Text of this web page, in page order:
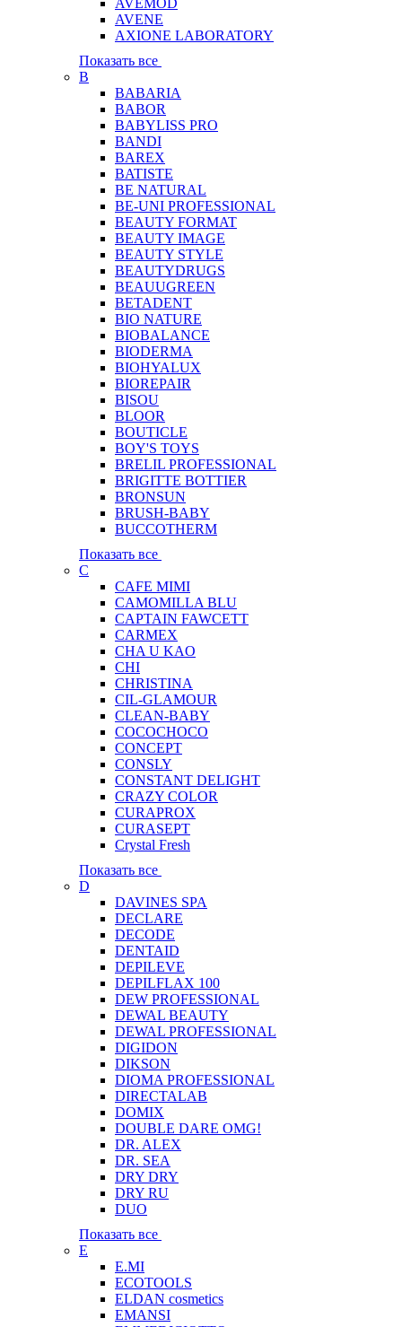
AVEMOD
AVENE
AXIONE LABORATORY
Показать все
B
BABARIA
BABOR
BABYLISS PRO
BANDI
BAREX
BATISTE
BE NATURAL
BE-UNI PROFESSIONAL
BEAUTY FORMAT
BEAUTY IMAGE
BEAUTY STYLE
BEAUTYDRUGS
BEAUUGREEN
BETADENT
BIO NATURE
BIOBALANCE
BIODERMA
BIOHYALUX
BIOREPAIR
BISOU
BLOOR
BOUTICLE
BOY'S TOYS
BRELIL PROFESSIONAL
BRIGITTE BOTTIER
BRONSUN
BRUSH-BABY
BUCCOTHERM
Показать все
C
CAFE MIMI
CAMOMILLA BLU
CAPTAIN FAWCETT
CARMEX
CHA U KAO
CHI
CHRISTINA
CIL-GLAMOUR
CLEAN-BABY
COCOCHOCO
CONCEPT
CONSLY
CONSTANT DELIGHT
CRAZY COLOR
CURAPROX
CURASEPT
Crystal Fresh
Показать все
D
DAVINES SPA
DECLARE
DECODE
DENTAID
DEPILEVE
DEPILFLAX 100
DEW PROFESSIONAL
DEWAL BEAUTY
DEWAL PROFESSIONAL
DIGIDON
DIKSON
DIOMA PROFESSIONAL
DIRECTALAB
DOMIX
DOUBLE DARE OMG!
DR. ALEX
DR. SEA
DRY DRY
DRY RU
DUO
Показать все
E
E.MI
ECOTOOLS
ELDAN cosmetics
EMANSI